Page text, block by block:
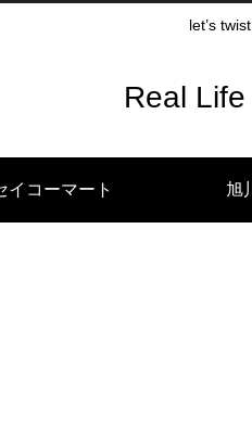
let’s
Real
イコーマート 旭川